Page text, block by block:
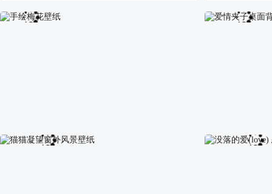
阿尔卑斯山区自然风景壁纸 校园长发可爱
手绘梅花壁纸 爱情夹子桌面背